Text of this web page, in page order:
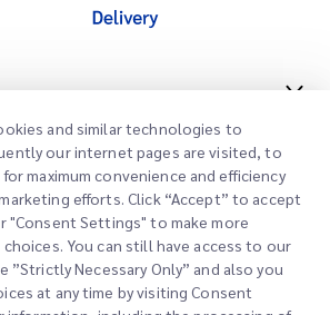
and similar technologies to
our internet pages are visited, to
maximum convenience and efficiency
efforts. Click “Accept” to accept
"Consent Settings" to make more
You can still have access to our
”Strictly Necessary Only” and also you
at any time by visiting Consent